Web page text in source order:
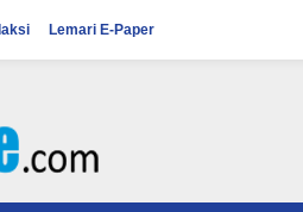
Lemari E-Paper